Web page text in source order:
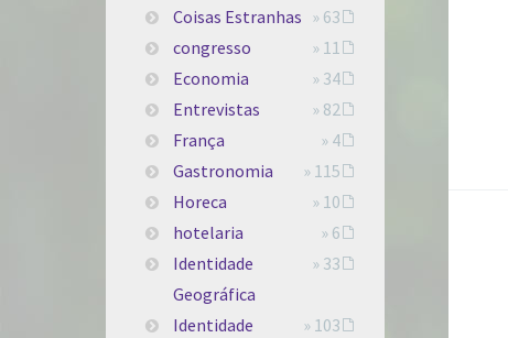
Coisas Estranhas » 63
congresso
» 11
Economia
» 34
Entrevistas
» 82
França
» 4
Gastronomia
» 115
Horeca
» 10
hotelaria
» 6
Identidade
Geográfica
» 33
Identidade
» 103